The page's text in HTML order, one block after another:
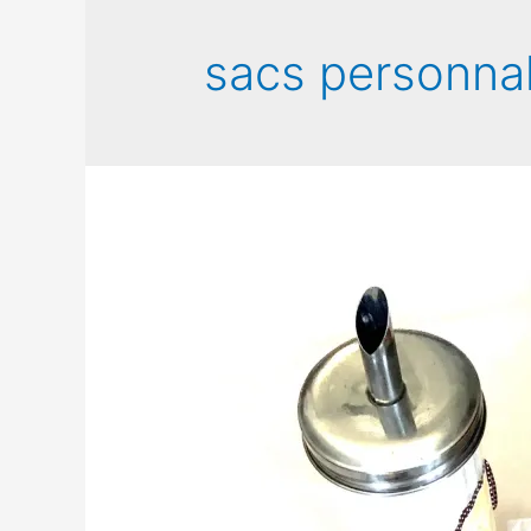
sacs